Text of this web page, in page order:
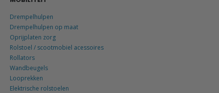
Drempelhulpen
Drempelhulpen op maat
Oprijplaten zorg
Rolstoel / scootmobiel acessoires
Rollators
Wandbeugels
Looprekken
Elektrische rolstoelen